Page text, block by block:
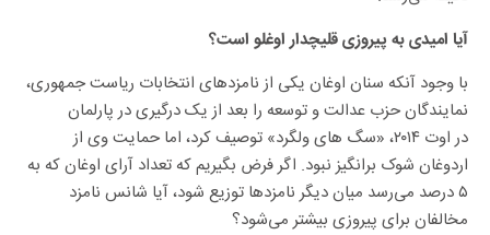
آیا امیدی به پیروزی قلیچدار اوغلو است؟
با وجود آنکه سنان اوغان یکی از نامزدهای انتخابات ریاست جمهوری،
نمایندگان حزب عدالت و توسعه را بعد از یک درگیری در پارلمان
در اوت ۲۰۱۴، «سگ های ولگرد» توصیف کرد، اما حمایت وی از
اردوغان شوک برانگیز نبود. اگر فرض بگیریم که تعداد آرای اوغان که به
۵ درصد می‌رسد میان دیگر نامزدها توزیع شود، آیا شانس نامزد
مخالفان برای پیروزی بیشتر می‌شود؟